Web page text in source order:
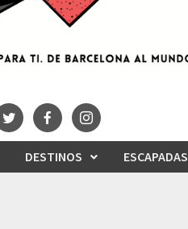
DESTINOS ESCAPADAS